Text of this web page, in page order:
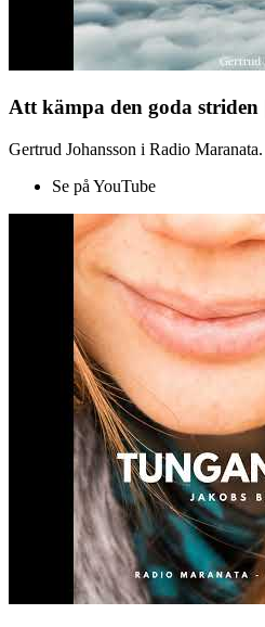
Att kämpa den goda striden
Gertrud Johansson i Radio
Se på YouTube